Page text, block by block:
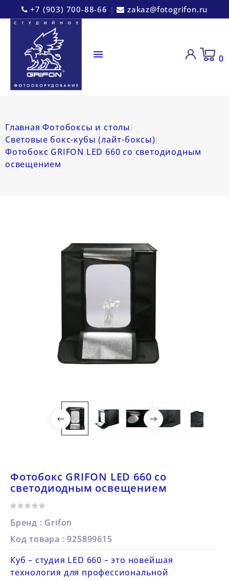
+7 (903) 700-88-66 | zakaz@fotogrifon.ru
 0
Главная Фотобоксы и столы
Световые бокс-кубы (лайт-боксы)
Фотобокс GRIFON LED 660 со светодиодным
освещением
Фотобокс GRIFON LED 660 со
светодиодным освещением
Бренд : Grifon
Код товара : 925899615
Куб – студия LED 660 – это новейшая
технология для профессиональной